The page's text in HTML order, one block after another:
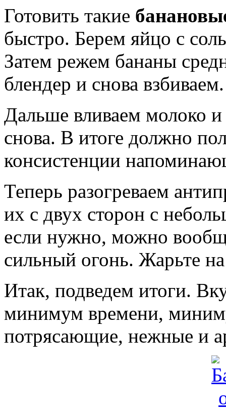
Готовить такие
быстро. Берем яйцо с
Затем режем бананы
блендер и снова взбиваем.
Дальше вливаем молоко
снова. В итоге должно
консистенции
Теперь разогреваем
их с двух сторон с
если нужно, можно
сильный огонь. Жарьте
Итак, подведем итоги.
минимум времени,
потрясающие, нежные и